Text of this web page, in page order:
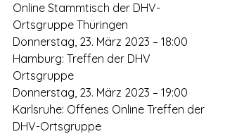
Online Stammtisch der DHV-
Ortsgruppe Thüringen
Donnerstag, 23. März 2023 – 18:00
Hamburg: Treffen der DHV
Ortsgruppe
Donnerstag, 23. März 2023 – 19:00
Karlsruhe: Offenes Online Treffen der
DHV-Ortsgruppe